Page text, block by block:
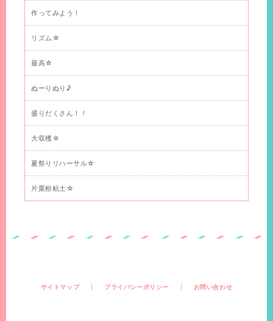
作ってみよう！
リズム☆
最高☆
ぬーりぬり♪
盛りだくさん！！
大収穫☆
夏祭りリハーサル☆
片栗粉粘土☆
サイトマップ プライバシーポリシー お問い合わせ